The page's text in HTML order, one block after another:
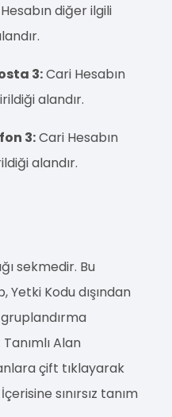
diğer ilgili
3:Cari Hesabın
alandır.
3:Cari Hesabın
alandır.
sekmedir. Bu
Kodu dışından
Alan
çift tıklayarak
sınırsız tanım